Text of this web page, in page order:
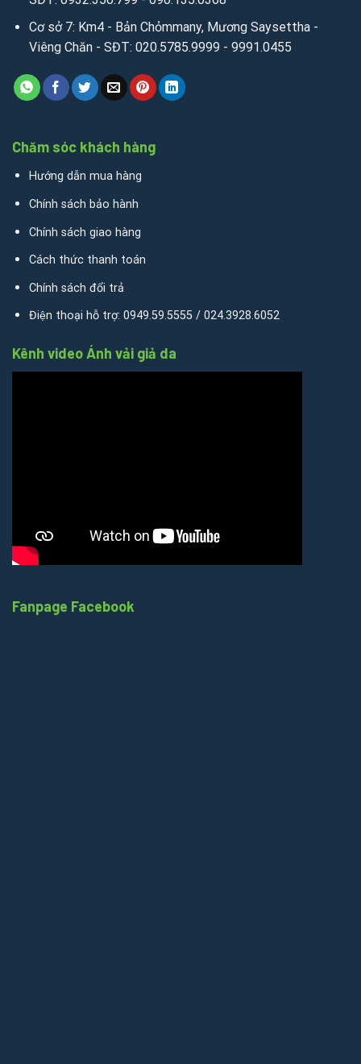
Cơ sở 7: Km4 - Bản Chỏmmany, Mương Saysettha -
Viêng Chăn - SĐT: 020.5785.9999 - 9991.0455
Chăm sóc khách hàng
Hướng dẫn mua hàng
Chính sách bảo hành
Chính sách giao hàng
Cách thức thanh toán
Chính sách đổi trả
Điện thoại hỗ trợ: 0949.59.5555 / 024.3928.6052
Kênh video Ánh vải giả da
Fanpage Facebook